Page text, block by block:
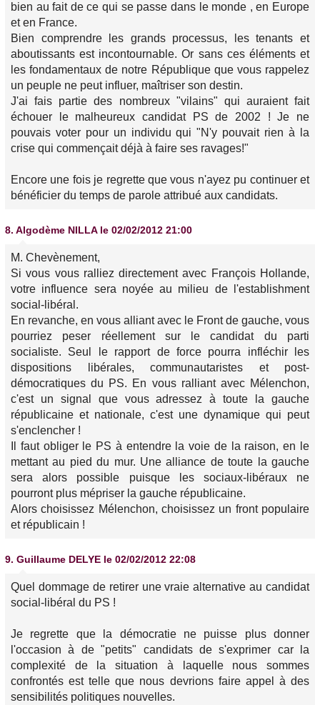
bien au fait de ce qui se passe dans le monde , en Europe
et en France.
Bien comprendre les grands processus, les tenants et
aboutissants est incontournable. Or sans ces éléments et
les fondamentaux de notre République que vous rappelez
un peuple ne peut influer, maîtriser son destin.
J'ai fais partie des nombreux "vilains" qui auraient fait
échouer le malheureux candidat PS de 2002 ! Je ne
pouvais voter pour un individu qui "N'y pouvait rien à la
crise qui commençait déjà à faire ses ravages!"
Encore une fois je regrette que vous n'ayez pu continuer et
bénéficier du temps de parole attribué aux candidats.
8. Algodème NILLA le 02/02/2012 21:00
M. Chevènement,
Si vous vous ralliez directement avec François Hollande,
votre influence sera noyée au milieu de
l'establishment
social-libéral.
En revanche, en vous alliant avec le Front de gauche, vous
pourriez peser réellement sur le candidat du parti
socialiste. Seul le rapport de force pourra infléchir les
dispositions libérales, communautaristes et post-
démocratiques du PS. En vous ralliant avec Mélenchon,
c'est un signal que vous adressez à toute la gauche
républicaine et nationale, c'est une dynamique qui peut
s'enclencher !
Il faut obliger le PS à entendre la voie de la raison, en le
mettant au pied du mur. Une alliance de toute la gauche
sera alors possible puisque les sociaux-libéraux ne
pourront plus mépriser la gauche républicaine.
Alors choisissez Mélenchon, choisissez un front populaire
et républicain !
9. Guillaume DELYE le 02/02/2012 22:08
Quel dommage de retirer une vraie alternative au candidat
social-libéral du PS !
Je regrette que la démocratie ne puisse plus donner
l'occasion à de "petits" candidats de s'exprimer car la
complexité de la situation à laquelle nous sommes
confrontés est telle que nous devrions faire appel à des
sensibilités politiques nouvelles.